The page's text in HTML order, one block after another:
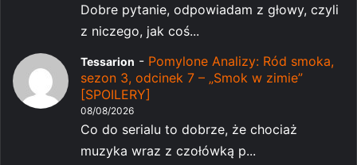
Dobre pytanie, odpowiadam z głowy, czyli
z niczego, jak coś...
Tessarion - Pomylone Analizy: Ród smoka,
sezon 3, odcinek 7 – „Smok w zimie”
[SPOILERY]
08/08/2026
Co do serialu to dobrze, że chociaż
muzyka wraz z czołówką p...